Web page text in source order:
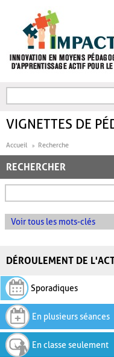
FORMULAIRE DE
VIGNETTES DE
Accueil Recherche
RECHERCHER
Voir tous les mots-clés
DÉROULEMENT DE
Sporadiques
En plusieurs séances
En classe seulement